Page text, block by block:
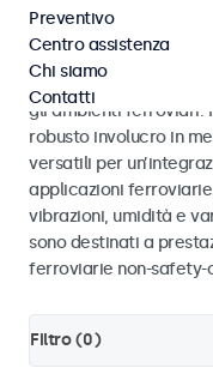
Monitor
Monitor e
alle norme EN 50155
gli ambienti ferroviari.
robusto involucro in
versatili per
applicazioni
vibrazioni, umidità e
sono destinati a
ferroviarie non-
Filtro (0)
Preventivo
Centro assistenza
Chi siamo
Contatti